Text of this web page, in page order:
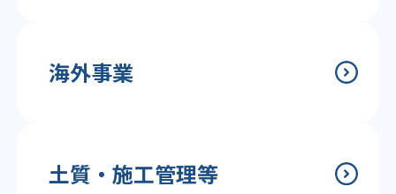
海外事業
土質・施工管理等